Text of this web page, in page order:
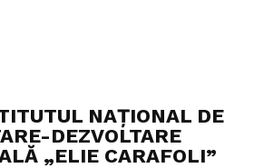
NAȚIONAL DE
DEZVOLTARE
„ELIE CARAFOLI”